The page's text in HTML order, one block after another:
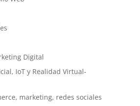
Digital
IoT y Realidad Virtual-
marketing, redes sociales